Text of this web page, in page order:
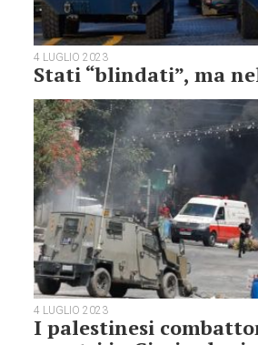
4 LUGLIO 2023
Stati “blindati”, ma
4 LUGLIO 2023
I palestinesi